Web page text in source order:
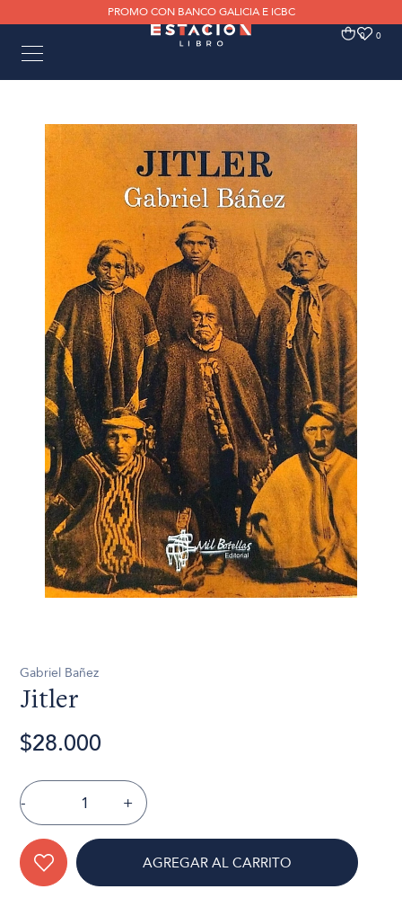
PROMO CON BANCO GALICIA E ICBC
0 0
Gabriel Bañez
Jitler
$28.000
- +
AGREGAR AL CARRITO